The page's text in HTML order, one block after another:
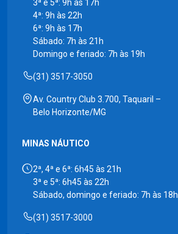
3ª e 5ª: 9h às 17h
4ª: 9h às 22h
6ª: 9h às 17h
Sábado: 7h às 21h
Domingo e feriado: 7h às 19h
(31) 3517-3050
Av. Country Club 3.700, Taquaril –
Belo Horizonte/MG
MINAS NÁUTICO
2ª, 4ª e 6ª: 6h45 às 21h
3ª e 5ª: 6h45 às 22h
Sábado, domingo e feriado: 7h às 18h
(31) 3517-3000